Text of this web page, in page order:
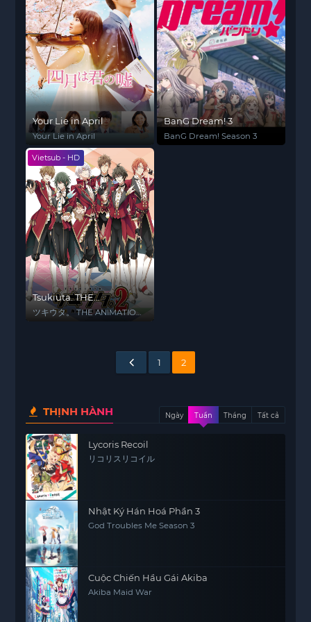
Your Lie in April
Your Lie in April
BanG Dream! 3
BanG Dream! Season 3
Vietsub - HD
Tsukiuta. THE
ANIMATION2
ツキウタ。 THE ANIMATION
1 2
THỊNH HÀNH Ngày Tuần Tháng Tất cả
Lycoris Recoil
リコリスリコイル
Nhật Ký Hán Hoá Phần 3
God Troubles Me Season 3
Cuộc Chiến Hầu Gái Akiba
Akiba Maid War